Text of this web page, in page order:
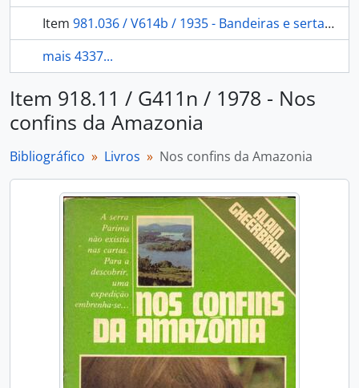
Item 981.036 / V614b / 1935 - Bandeiras e sertanistas bahianos
mais 4337...
Item 918.11 / G411n / 1978 - Nos
confins da Amazonia
Bibliográfico Livros Nos confins da Amazonia